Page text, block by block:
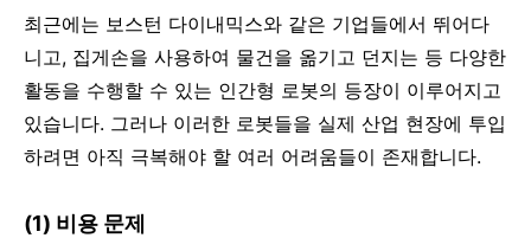
최근에는 보스턴 다이내믹스와 같은 기업들에서 뛰어다
니고, 집게손을 사용하여 물건을 옮기고 던지는 등 다양한
활동을 수행할 수 있는 인간형 로봇의 등장이 이루어지고
있습니다. 그러나 이러한 로봇들을 실제 산업 현장에 투입
하려면 아직 극복해야 할 여러 어려움들이 존재합니다.
(1) 비용 문제